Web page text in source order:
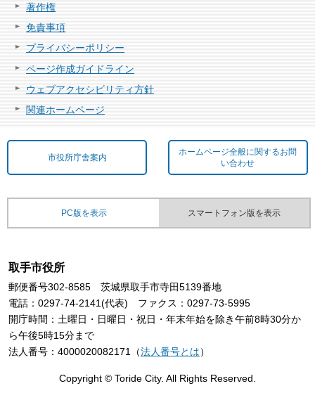
著作権
免責事項
プライバシーポリシー
ページ作成ガイドライン
ウェブアクセシビリティ方針
関連ホームページ
市役所庁舎案内
ホームページ全般に関するお問
い合わせ
PC版を表示 スマートフォン版を表示
取手市役所
郵便番号302-8585 茨城県取手市寺田5139番地
電話：0297-74-2141(代表) ファクス：0297-73-5995
開庁時間：土曜日・日曜日・祝日・年末年始を除き午前8時30分か
ら午後5時15分まで
法人番号：4000020082171（法人番号とは）
Copyright © Toride City. All Rights Reserved.